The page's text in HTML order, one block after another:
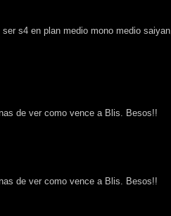
s4 en plan medio mono medio
de ver como vence a Blis. Besos!!
de ver como vence a Blis. Besos!!